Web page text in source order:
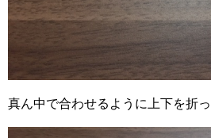
真ん中で合わせるように上下を折っ